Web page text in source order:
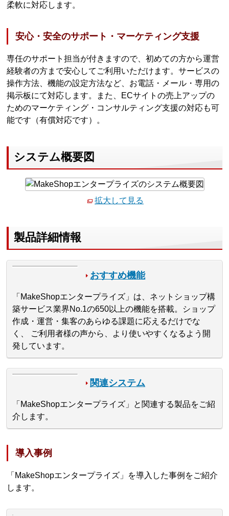
柔軟に対応します。
安心・安全のサポート・マーケティング支援
専任のサポート担当が付きますので、初めての方から運営
経験者の方まで安心してご利用いただけます。サービスの
操作方法、機能の設定方法など、お電話・メール・専用の
掲示板にて対応します。また、ECサイトの売上アップの
ためのマーケティング・コンサルティング支援の対応も可
能です（有償対応です）。
システム概要図
拡大して見る
製品詳細情報
おすすめ機能
「MakeShopエンタープライズ」は、ネットショップ構
築サービス業界No.1の650以上の機能を搭載。ショップ
作成・運営・集客のあらゆる課題に応えるだけでな
く、 ご利用者様の声から、より使いやすくなるよう開
発しています。
関連システム
「MakeShopエンタープライズ」と関連する製品をご紹
介します。
導入事例
「MakeShopエンタープライズ」を導入した事例をご紹介
します。